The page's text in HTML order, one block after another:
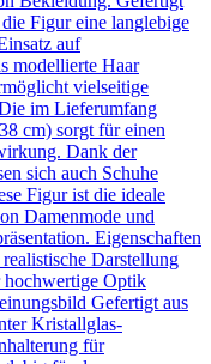
Figur eine langlebige
auf
modellierte Haar
vielseitige
im Lieferumfang
cm) sorgt für einen
Dank der
sich auch Schuhe
Figur ist die ideale
Damenmode und
Eigenschaften
Darstellung
Optik
Gefertigt aus
Kristallglas-
für